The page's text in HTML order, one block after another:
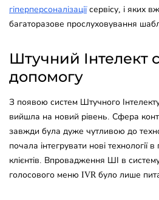
гіперперсоналізаціїсервісу, і яких
багаторазове прослуховування
Штучний Інтелект
допомогу
З появою систем Штучного
вийшла на новий рівень. Сфера
завжди була дуже чутливою до
почала інтегрувати нові технології
клієнтів. Впровадження ШІ в
голосового меню IVR було лише